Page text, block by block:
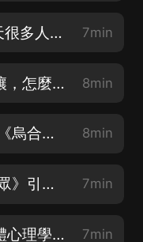
01 百年前的他知道的，今天很多人仍不懂 | 《烏合之眾》1902年作者序言（上） 7min
02 没有誕生偉大思想的土壤，怎麼會有偉大思想的誕生 | 《烏合之眾》1902年作者序言（下） 8min
03人心變了，時代就變了| 《烏合之眾》引言群體的時代（上） 8min
04群體就像細菌| 《烏合之眾》引言群體的時代（中） 7min
05 優秀的領導天然就懂群體心理學| 《烏合之眾》引言群體的時代（下） 7min